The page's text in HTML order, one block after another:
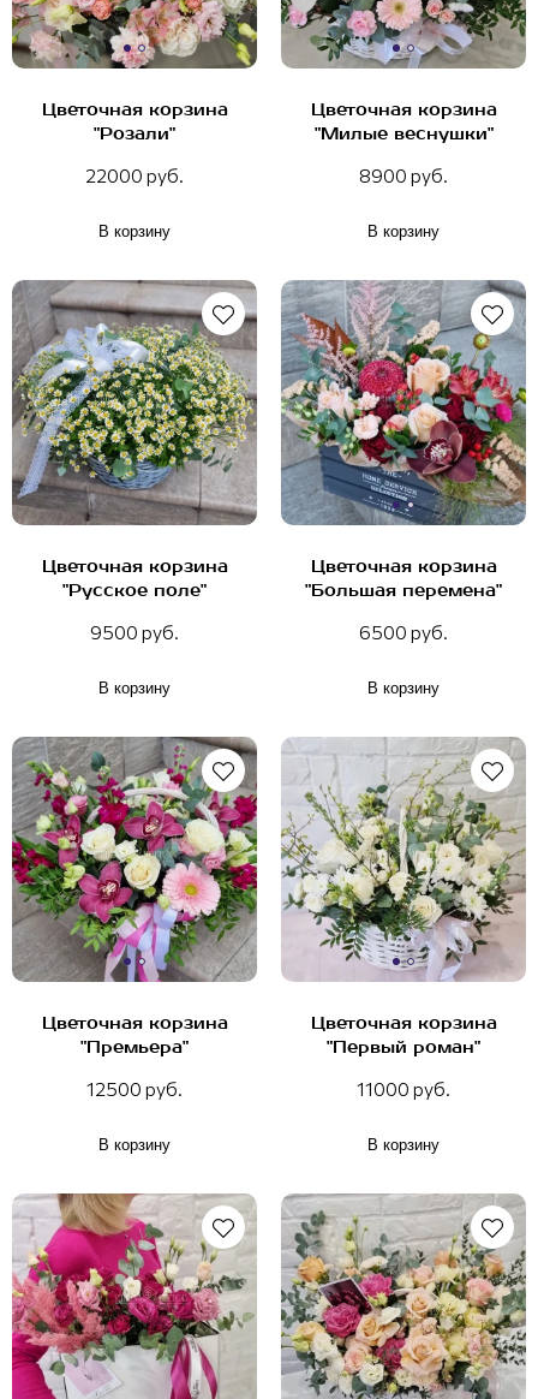
Цветочная корзина
"Розали"
22000 руб.
В корзину
Цветочная корзина
"Милые веснушки"
8900 руб.
В корзину
Цветочная корзина
"Русское поле"
9500 руб.
В корзину
Цветочная корзина
"Большая перемена"
6500 руб.
В корзину
Цветочная корзина
"Премьера"
12500 руб.
В корзину
Цветочная корзина
"Первый роман"
11000 руб.
В корзину